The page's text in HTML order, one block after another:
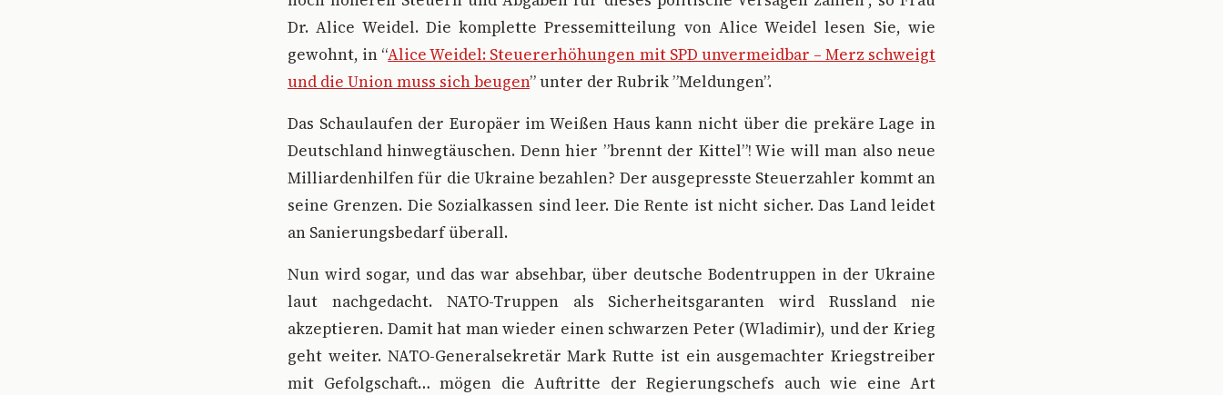
Dr. Alice Weidel. Die komplette Pressemitteilung von Alice Weidel lesen Sie, wie
gewohnt, in “Alice Weidel: Steuererhöhungen mit SPD unvermeidbar – Merz schweigt
und die Union muss sich beugen” unter der Rubrik ”Meldungen”.
Das Schaulaufen der Europäer im Weißen Haus kann nicht über die prekäre Lage in
Deutschland hinwegtäuschen. Denn hier ”brennt der Kittel”! Wie will man also neue
Milliardenhilfen für die Ukraine bezahlen? Der ausgepresste Steuerzahler kommt an
seine Grenzen. Die Sozialkassen sind leer. Die Rente ist nicht sicher. Das Land leidet
an Sanierungsbedarf überall.
Nun wird sogar, und das war absehbar, über deutsche Bodentruppen in der Ukraine
laut nachgedacht. NATO-Truppen als Sicherheitsgaranten wird Russland nie
akzeptieren. Damit hat man wieder einen schwarzen Peter (Wladimir), und der Krieg
geht weiter. NATO-Generalsekretär Mark Rutte ist ein ausgemachter Kriegstreiber
mit Gefolgschaft… mögen die Auftritte der Regierungschefs auch wie eine Art